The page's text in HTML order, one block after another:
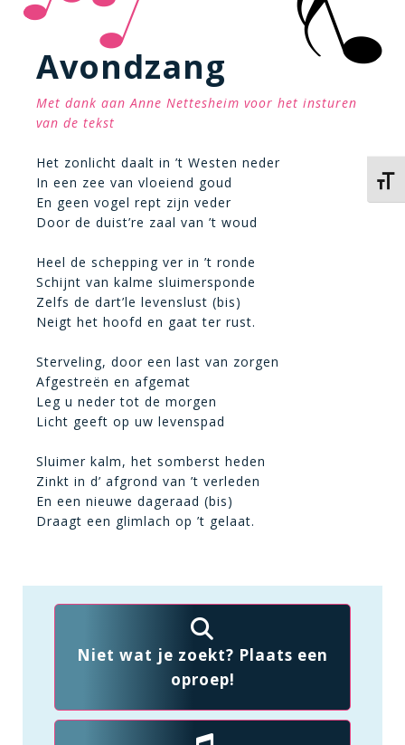
Avondzang
Met dank aan Anne Nettesheim voor het insturen
van de tekst
Het zonlicht daalt in ’t Westen neder
In een zee van vloeiend goud
En geen vogel rept zijn veder
Door de duist’re zaal van ’t woud
Heel de schepping ver in ’t ronde
Schijnt van kalme sluimersponde
Zelfs de dart’le levenslust (bis)
Neigt het hoofd en gaat ter rust.
Sterveling, door een last van zorgen
Afgestreën en afgemat
Leg u neder tot de morgen
Licht geeft op uw levenspad
Sluimer kalm, het somberst heden
Zinkt in d’ afgrond van ’t verleden
En een nieuwe dageraad (bis)
Draagt een glimlach op ’t gelaat.
Niet wat je zoekt? Plaats een
oproep!